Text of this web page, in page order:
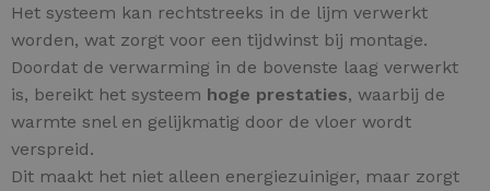
Het systeem kan rechtstreeks in de lijm verwerkt
worden, wat zorgt voor een tijdwinst bij montage.
Doordat de verwarming in de bovenste laag verwerkt
is, bereikt het systeem hoge prestaties, waarbij de
warmte snel en gelijkmatig door de vloer wordt
verspreid.
Dit maakt het niet alleen energiezuiniger, maar zorgt